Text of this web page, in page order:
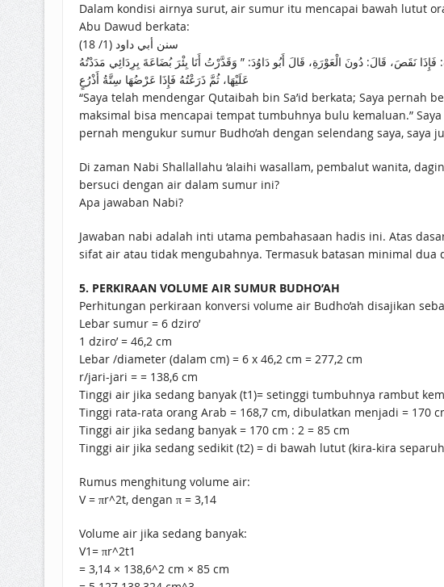
Dalam kondisi airnya surut, air sumur itu mencapai bawah lutut
Abu Dawud berkata:
سنن أبي داود (1/ 18)
نَقَصَ، قَالَ: دُونَ الْعَوْرَةِ، قَالَ أَبُو دَاوُدَ: ” وَقَدَّرْتُ أَنَا بِئْرَ بُضَاعَةَ بِرِدَائِي مَدَدْتُهُ
عَلَيْهَا، ثُمَّ ذَرَعْتُهُ فَإِذَا عَرْضُهَا سِتَّةُ أَذْرُعٍ
“Saya telah mendengar Qutaibah bin Sa’id berkata; Saya pernah
maksimal bisa mencapai tempat tumbuhnya bulu kemaluan.”
pernah mengukur sumur Budho’ah dengan selendang saya,
Di zaman Nabi Shallallahu ‘alaihi wasallam, pembalut wanita,
bersuci dengan air dalam sumur ini?
Apa jawaban Nabi?
Jawaban nabi adalah inti utama pembahasaan hadis ini. Atas
sifat air atau tidak mengubahnya. Termasuk batasan minimal
5. PERKIRAAN VOLUME AIR SUMUR BUDHO’AH
Perhitungan perkiraan konversi volume air Budho’ah disajikan
Lebar sumur = 6 dziro’
1 dziro’ = 46,2 cm
Lebar /diameter (dalam cm) = 6 x 46,2 cm = 277,2 cm
r/jari-jari = = 138,6 cm
Tinggi air jika sedang banyak (t1)= setinggi tumbuhnya rambut
Tinggi rata-rata orang Arab = 168,7 cm, dibulatkan menjadi = 170
Tinggi air jika sedang banyak = 170 cm : 2 = 85 cm
Tinggi air jika sedang sedikit (t2) = di bawah lutut (kira-kira
Rumus menghitung volume air:
V = πr^2t, dengan π = 3,14
Volume air jika sedang banyak:
V1= πr^2t1
= 3,14 × 138,6^2 cm × 85 cm